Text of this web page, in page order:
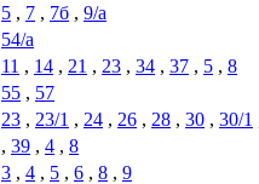
5 , 7 , 7б , 9/а
54/а
11 , 14 , 21 , 23 , 34 , 37 , 5 , 8
55 , 57
23 , 23/1 , 24 , 26 , 28 , 30 , 30/1
, 39 , 4 , 8
3 , 4 , 5 , 6 , 8 , 9